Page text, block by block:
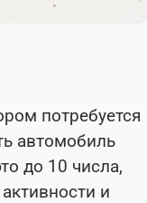
потребуется
автомобиль
до 10 числа,
и